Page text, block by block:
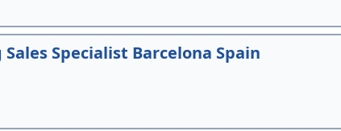
Specialist Barcelona Spain